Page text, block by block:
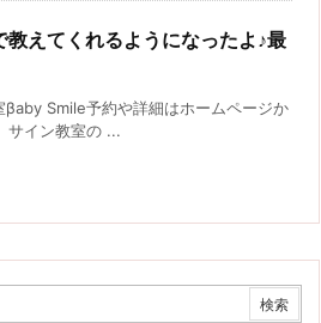
教えてくれるようになったよ♪最
βaby Smile予約や詳細はホームページか
イン教室の ...